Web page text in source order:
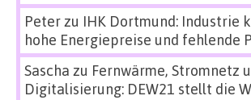
Peterzu IHK Dortmund: Industrie
hohe Energiepreise und fehlende
Sascha zu Fernwärme, Stromnetz
Digitalisierung: DEW21 stellt die